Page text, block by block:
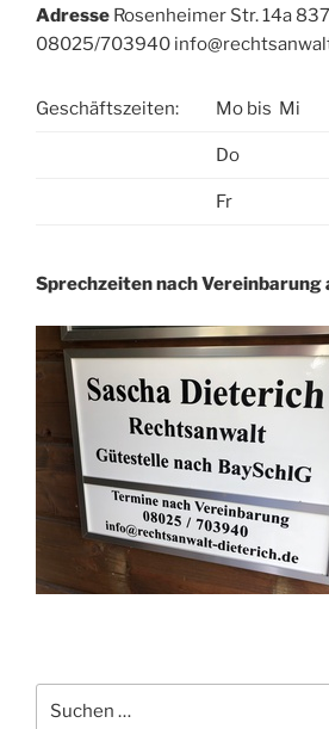
Adresse Rosenheimer Str. 14a
08025/703940
Geschäftszeiten: Mo bis Mi
Do
Fr
Sprechzeiten nach Vereinbarung